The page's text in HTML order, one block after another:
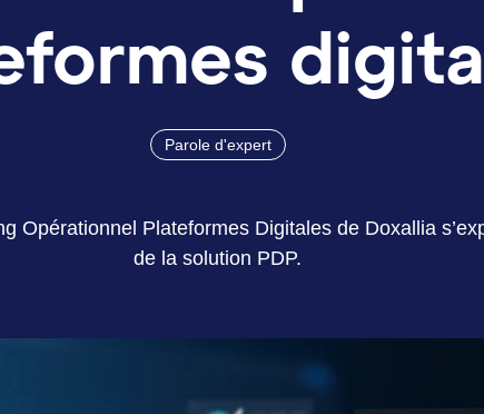
Parole d'expert
Opérationnel Plateformes Digitales de Doxallia
de la solution PDP.